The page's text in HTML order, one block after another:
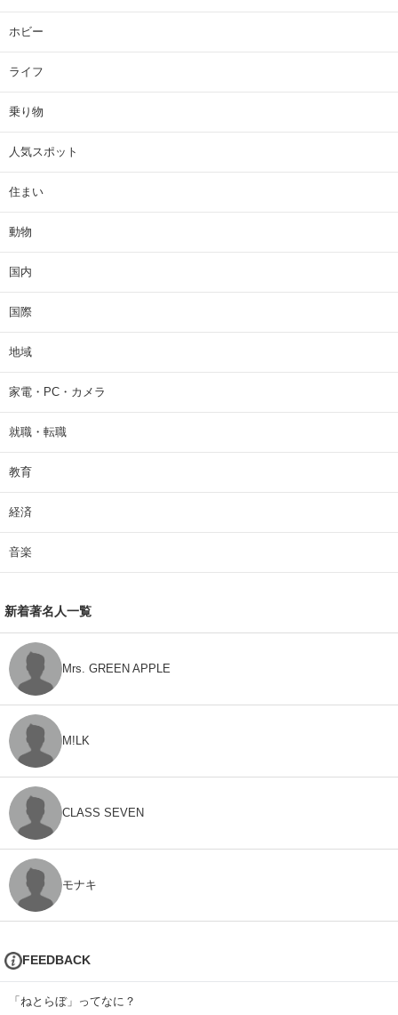
ホビー
ライフ
乗り物
人気スポット
住まい
動物
国内
国際
地域
家電・PC・カメラ
就職・転職
教育
経済
音楽
新着著名人一覧
Mrs. GREEN APPLE
M!LK
CLASS SEVEN
モナキ
FEEDBACK
「ねとらぼ」ってなに？